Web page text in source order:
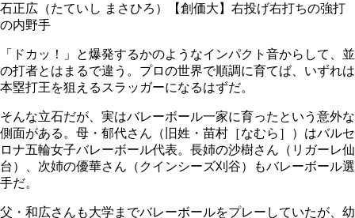
石正広（たていし まさひろ）【創価大】右投げ右打ちの強打
の内野手
「ドカッ！」と爆発するかのようなインパクト音からして、並
の打者とはまるで違う。プロの世界で順調に育てば、いずれは
本塁打王を狙えるスラッガーになるはずだ。
そんな立石だが、実はバレーボール一家に育ったという意外な
側面がある。母・郁代さん（旧姓・苗村［なむら］）はバルセ
ロナ五輪女子バレーボール代表。長姉の沙樹さん（リガーレ仙
台）、次姉の優華さん（クインシーズ刈谷）もバレーボール選
手だ。
父・和広さんも大学までバレーボールをプレーしていたが、幼